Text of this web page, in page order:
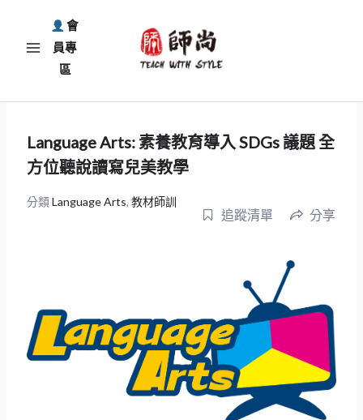
會
員專
區
Language Arts: 素養教育導入 SDGs 議題 全
方位聽說讀寫兒美教學
分類Language Arts,教材師訓
追蹤清單 分享